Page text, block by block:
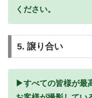
ください。
5. 譲り合い
▶︎すべての皆様が最